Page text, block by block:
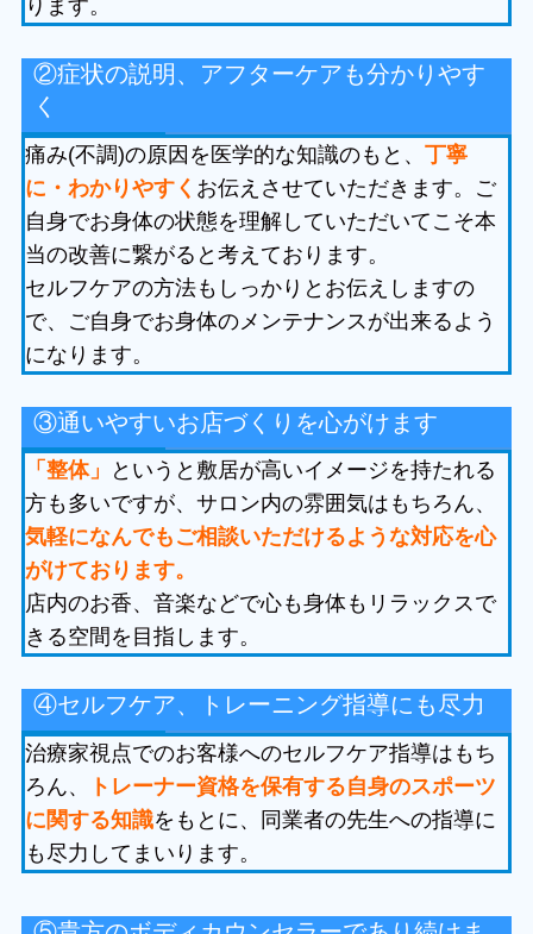
ります。
②症状の説明、アフターケアも分かりやす
く
痛み(不調)の原因を医学的な知識のもと、 丁寧
に・わかりやすく お伝えさせていただきます。ご
自身でお身体の状態を理解していただいてこそ本
当の改善に繋がると考えております。
セルフケアの方法もしっかりとお伝えしますの
で、ご自身でお身体のメンテナンスが出来るよう
になります。
③通いやすいお店づくりを心がけます
「整体」
というと敷居が高いイメージを持たれる
方も多いですが、サロン内の雰囲気はもちろん、
気軽になんでもご相談いただけるような対応を心
がけております。
店内のお香、音楽などで心も身体もリラックスで
きる空間を目指します。
④セルフケア、トレーニング指導にも尽力
治療家視点でのお客様へのセルフケア指導はもち
ろん、
トレーナー資格を保有する自身のスポーツ
に関する知識をもとに、同業者の先生への指導に
も尽力してまいります。